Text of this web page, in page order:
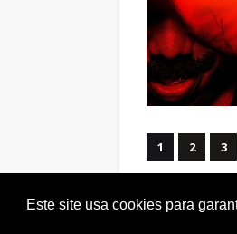
Este site usa cookies para
1 2 3
Copyright ©2026